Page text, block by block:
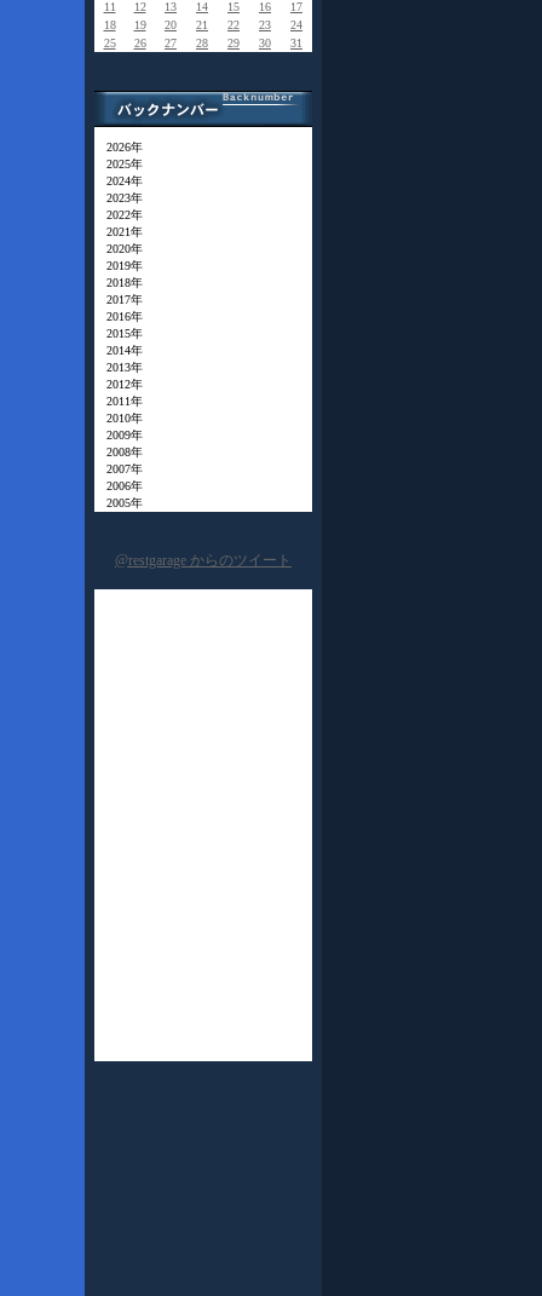
11
12 13 14 15 16
17
18
19 20 21 22 23
24
25
26 27 28 29 30 31
2026年
2025年
2024年
2023年
2022年
2021年
2020年
2019年
2018年
2017年
2016年
2015年
2014年
2013年
2012年
2011年
2010年
2009年
2008年
2007年
2006年
2005年
@restgarage からのツイート